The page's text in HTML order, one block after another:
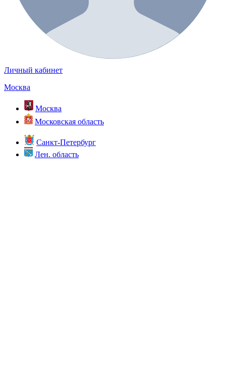
Личный кабинет
Москва
Москва
Московская область
Санкт-Петербург
Лен. область